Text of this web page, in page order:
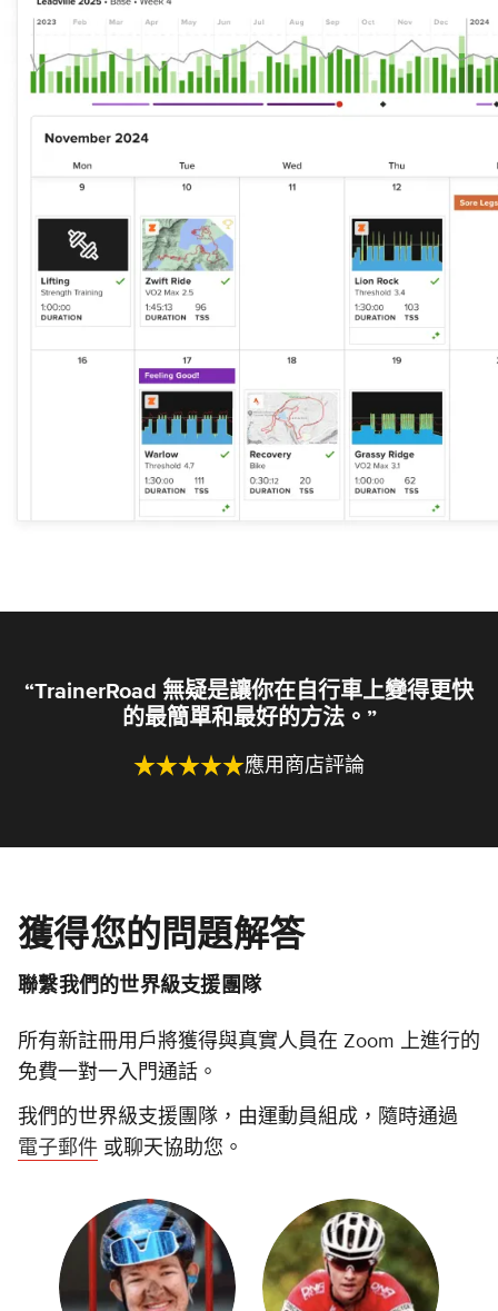
“TrainerRoad 無疑是讓你在自行車上變得更快
的最簡單和最好的方法。”
應用商店評論
獲得您的問題解答
聯繫我們的世界級支援團隊
所有新註冊用戶將獲得與真實人員在 Zoom 上進行的
免費一對一入門通話。
我們的世界級支援團隊，由運動員組成，隨時通過
電子郵件 或聊天協助您。